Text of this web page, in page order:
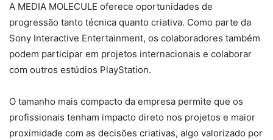
A MEDIA MOLECULE oferece oportunidades de
progressão tanto técnica quanto criativa. Como parte da
Sony Interactive Entertainment, os colaboradores também
podem participar em projetos internacionais e colaborar
com outros estúdios PlayStation.
O tamanho mais compacto da empresa permite que os
profissionais tenham impacto direto nos projetos e maior
proximidade com as decisões criativas, algo valorizado por